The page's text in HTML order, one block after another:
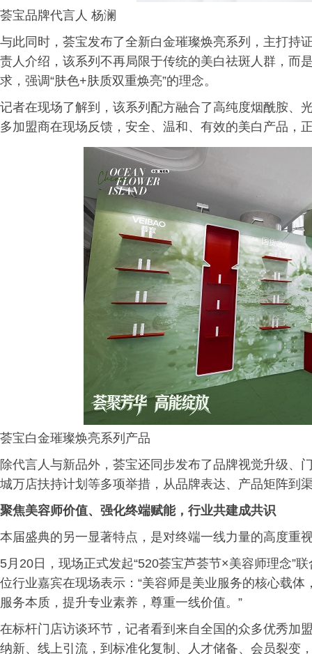
荟宝品牌代言人 杨澜
与此同时，荟宝发布了全新白金璀璨焕亮系列，主打持
责人介绍，该系列不再局限于传统的美白祛斑人群，而
求，强调“肤色+肤质双重焕亮”的理念。
记者在现场了解到，该系列配方融合了高纯度烟酰胺、
多加盟商在现场反馈，安全、温和、有效的美白产品，
荟宝白金璀璨焕亮系列产品
除代言人与新品外，荟宝还同步发布了品牌视觉升级、
城万店扶持计划等多项举措，从品牌表达、产品矩阵到
聚焦美容师价值、强化终端赋能，行业共建成共识
本届盛典的另一显著特点，是对终端一线力量的高度重
5月20日，现场正式发起“520荟宝芦荟节×美容师理念”
位行业嘉宾在现场表示：“美容师是美业服务的核心载
服务本质，提升专业素养，尊重一线价值。”
在标杆门店访谈环节，记者看到来自全国的众多优秀加
纳新、线上引流，到标准化复制、人才储备、会员裂变